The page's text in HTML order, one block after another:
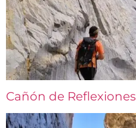
Cañón de Reflexiones